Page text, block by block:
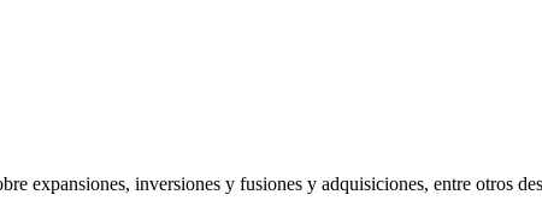
expansiones, inversiones y fusiones y adquisiciones, entre otros